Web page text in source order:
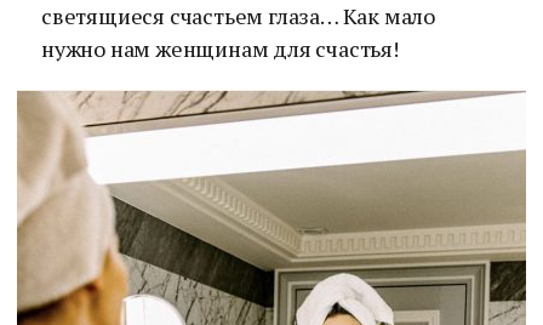
светящиеся счастьем глаза… Как мало
нужно нам женщинам для счастья!